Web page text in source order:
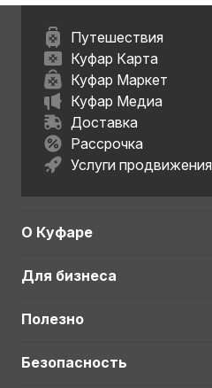
Путешествия
Куфар Карта
Куфар Маркет
Куфар Медиа
Доставка
Рассрочка
Услуги продвижения
О Куфаре
Для бизнеса
Полезно
Безопасность